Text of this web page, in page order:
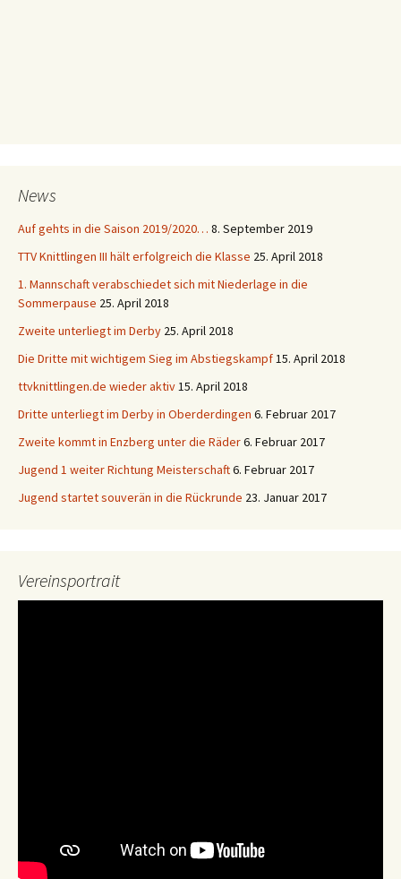
News
Auf gehts in die Saison 2019/2020… 8. September 2019
TTV Knittlingen III hält erfolgreich die Klasse 25. April 2018
1. Mannschaft verabschiedet sich mit Niederlage in die
Sommerpause 25. April 2018
Zweite unterliegt im Derby 25. April 2018
Die Dritte mit wichtigem Sieg im Abstiegskampf15. April 2018
ttvknittlingen.de wieder aktiv15. April 2018
Dritte unterliegt im Derby in Oberderdingen 6. Februar 2017
Zweite kommt in Enzberg unter die Räder6. Februar 2017
Jugend 1 weiter Richtung Meisterschaft6. Februar 2017
Jugend startet souverän in die Rückrunde 23. Januar 2017
Vereinsportrait